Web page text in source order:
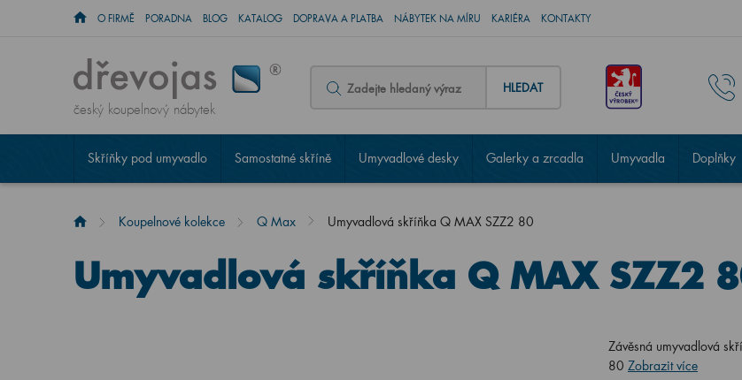
O FIRMĚ PORADNA BLOG KATALOG DOPRAVA A PLATBA NÁBYTEK NA MÍRU KARIÉRA KONTAKTY
český koupelnový nábytek
HLEDAT
Skříňky pod umyvadlo Samostatné skříně Umyvadlové desky Galerky a zrcadla Umyvadla Doplňky
Koupelnové kolekce Q Max Umyvadlová skříňka Q MAX SZZ2 80
Umyvadlová skříňka Q MAX SZZ2
Závěsná umyvadlová
80 Zobrazit více